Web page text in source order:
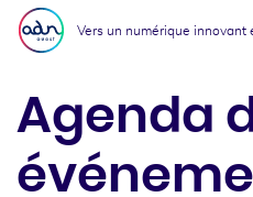
Aller au menu
Aller au contenu
Vers un numérique innovant
Agenda